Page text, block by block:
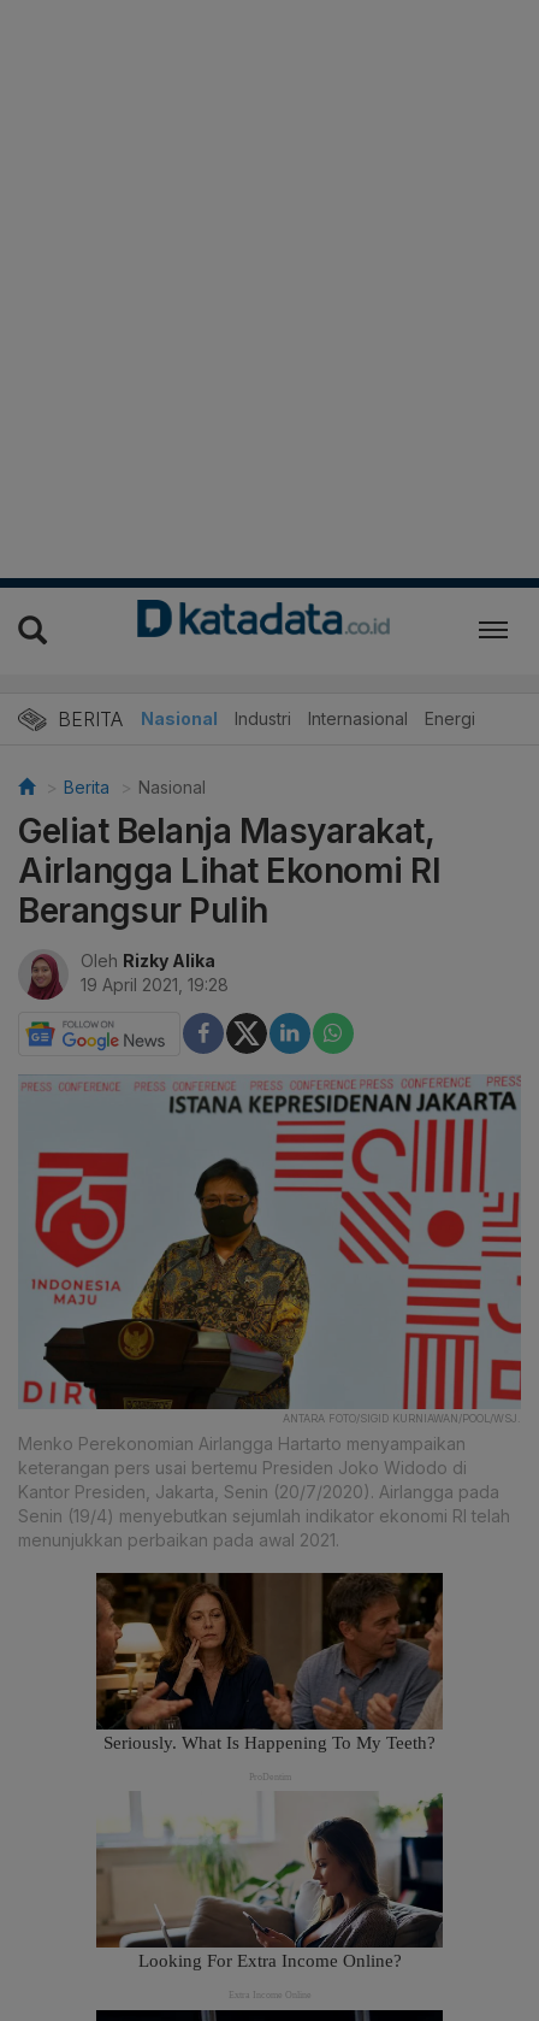
BERITA Nasional Industri Internasional Energi
Berita Nasional
Geliat Belanja Masyarakat,
Airlangga Lihat Ekonomi RI
Berangsur Pulih
Oleh Rizky Alika
19 April 2021, 19:28
ANTARA FOTO/SIGID KURNIAWAN/POOL/WSJ.
Menko Perekonomian Airlangga Hartarto menyampaikan
keterangan pers usai bertemu Presiden Joko Widodo di
Kantor Presiden, Jakarta, Senin (20/7/2020). Airlangga pada
Senin (19/4) menyebutkan sejumlah indikator ekonomi RI telah
menunjukkan perbaikan pada awal 2021.